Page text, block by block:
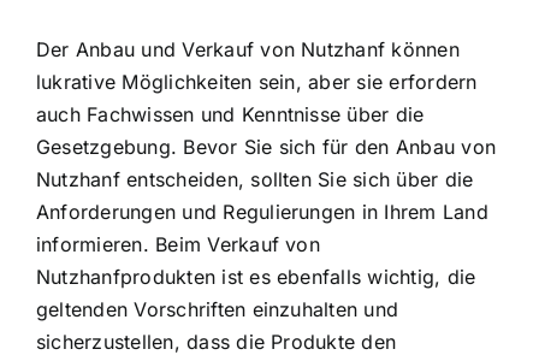
Der Anbau und Verkauf von Nutzhanf können
lukrative Möglichkeiten sein, aber sie erfordern
auch Fachwissen und Kenntnisse über die
Gesetzgebung. Bevor Sie sich für den Anbau von
Nutzhanf entscheiden, sollten Sie sich über die
Anforderungen und Regulierungen in Ihrem Land
informieren. Beim Verkauf von
Nutzhanfprodukten ist es ebenfalls wichtig, die
geltenden Vorschriften einzuhalten und
sicherzustellen, dass die Produkte den